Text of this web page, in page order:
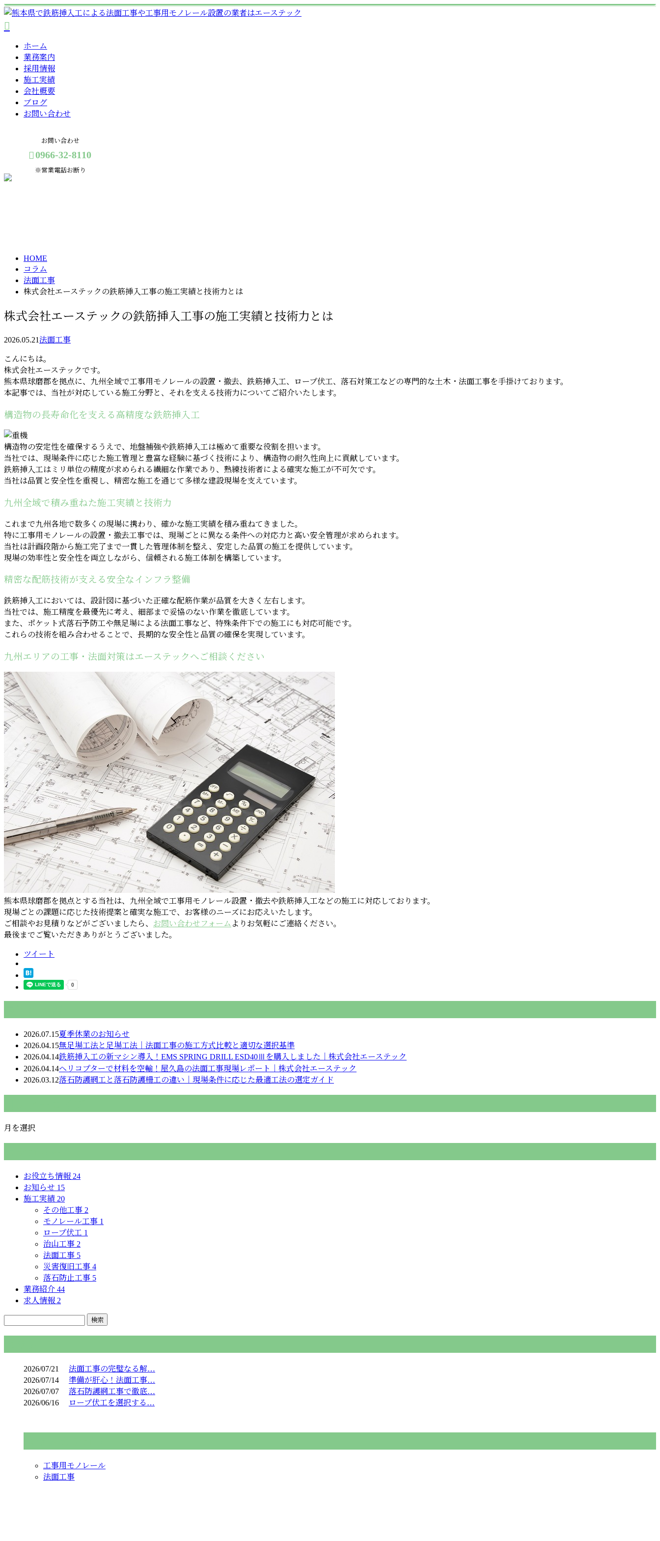
ホーム
業務案内
採用情報
施工実績
会社概要
ブログ
お問い合わせ
お問い合わせ
0966-32-8110
※営業電話お断り
HOME
コラム
法面工事
株式会社エーステックの鉄筋挿入工事の施工実績と技術力とは
株式会社エーステックの鉄筋挿入工事の施工実績と技術力とは
2026.05.21法面工事
こんにちは。
株式会社エーステックです。
熊本県球磨郡を拠点に、九州全域で工事用モノレールの設置・撤去、鉄筋挿入工、ロープ伏工、落石対策工などの専門的な土木・法面工事を手掛けております。
本記事では、当社が対応している施工分野と、それを支える技術力についてご紹介いたします。
構造物の長寿命化を支える高精度な鉄筋挿入工
構造物の安定性を確保するうえで、地盤補強や鉄筋挿入工は極めて重要な役割を担います。
当社では、現場条件に応じた施工管理と豊富な経験に基づく技術により、構造物の耐久性向上に貢献しています。
鉄筋挿入工はミリ単位の精度が求められる繊細な作業であり、熟練技術者による確実な施工が不可欠です。
当社は品質と安全性を重視し、精密な施工を通じて多様な建設現場を支えています。
九州全域で積み重ねた施工実績と技術力
これまで九州各地で数多くの現場に携わり、確かな施工実績を積み重ねてきました。
特に工事用モノレールの設置・撤去工事では、現場ごとに異なる条件への対応力と高い安全管理が求められます。
当社は計画段階から施工完了まで一貫した管理体制を整え、安定した品質の施工を提供しています。
現場の効率性と安全性を両立しながら、信頼される施工体制を構築しています。
精密な配筋技術が支える安全なインフラ整備
鉄筋挿入工においては、設計図に基づいた正確な配筋作業が品質を大きく左右します。
当社では、施工精度を最優先に考え、細部まで妥協のない作業を徹底しています。
また、ポケット式落石予防工や無足場による法面工事など、特殊条件下での施工にも対応可能です。
これらの技術を組み合わせることで、長期的な安全性と品質の確保を実現しています。
九州エリアの工事・法面対策はエーステックへご相談ください
熊本県球磨郡を拠点とする当社は、九州全域で工事用モノレール設置・撤去や鉄筋挿入工などの施工に対応しております。
現場ごとの課題に応じた技術提案と確実な施工で、お客様のニーズにお応えいたします。
ご相談やお見積りなどがございましたら、 お問い合わせフォーム よりお気軽にご連絡ください。
最後までご覧いただきありがとうございました。
ツイート
2026.07.15夏季休業のお知らせ
2026.04.15無足場工法と足場工法｜法面工事の施工方式比較と適切な選択基準
2026.04.14鉄筋挿入工の新マシン導入！EMS SPRING DRILL ESD40Ⅲを購入しました｜株式会社エーステック
2026.04.14ヘリコプターで材料を空輸！屋久島の法面工事現場レポート｜株式会社エーステック
2026.03.12落石防護網工と落石防護柵工の違い｜現場条件に応じた最適工法の選定ガイド
月を選択
お役立ち情報 24
お知らせ 15
施工実績 20
その他工事 2
モノレール工事 1
ロープ伏工 1
治山工事 2
法面工事 5
災害復旧工事 4
落石防止工事 5
業務紹介 44
求人情報 2
2026/07/21
法面工事の完璧なる解…
2026/07/14
準備が肝心！法面工事…
2026/07/07
落石防護網工事で徹底…
2026/06/16
ロープ伏工を選択する…
工事用モノレール
法面工事